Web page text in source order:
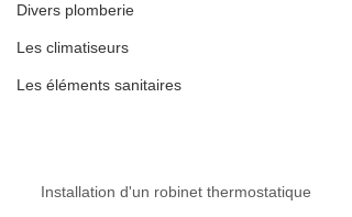
Divers plomberie
Les climatiseurs
Les éléments sanitaires
Installation d'un robinet thermostatique